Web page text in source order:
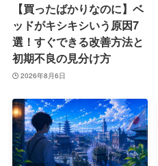
【買ったばかりなのに】ベ
ッドがキシキシいう原因7
選！すぐできる改善方法と
初期不良の見分け方
2026年8月6日